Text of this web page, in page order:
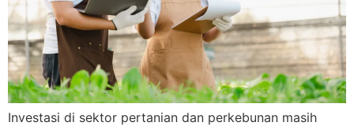
Investasi di sektor pertanian dan perkebunan masih